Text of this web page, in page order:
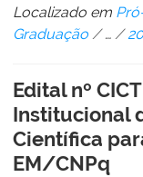
Localizado em
Graduação /… /
Edital nº
Institucional
Científica
EM/CNPq